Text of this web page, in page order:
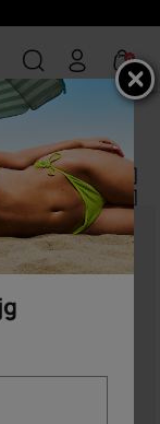
0
137 artikelen|